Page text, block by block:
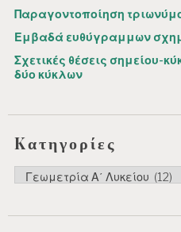
Παραγοντοποίηση
Εμβαδά ευθύγραμμων
Σχετικές θέσεις σημείου-
δύο κύκλων
Kατηγορίες
Kατηγορίες